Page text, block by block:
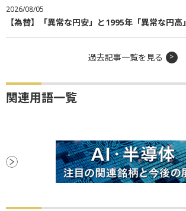
2026/08/05
【為替】「異常な円安」と1995年「異常な円高」
過去記事一覧を見る
関連用語一覧